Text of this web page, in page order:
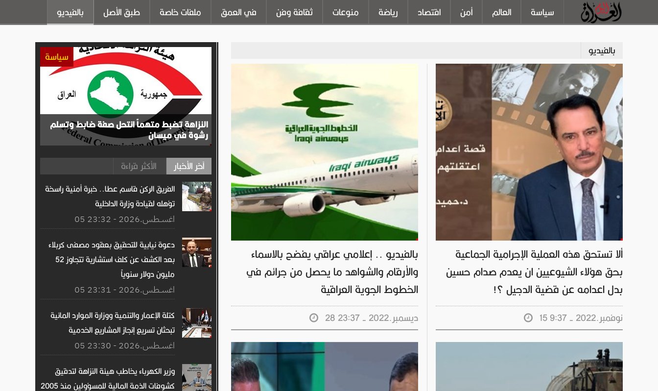
سياسة العالم أمن اقتصاد رياضة منوعات ثقافة وفن في العمق ملفات خاصة طبق الأصل بالفيديو
بالفيديو
بالفيديو .. إعلامي عراقي يفضح بالاسماء
والأرقام والشواهد ما يحصل من جرائم في
الخطوط الجوية العراقية
28 ديسمبر.2022 - 23:37
ألا تستحق هذه العملية الإجرامية الجماعية
بحق هؤلاء الشيوعيين ان يعدم صدام حسين
بدل اعدامه عن قضية الدجيل ؟!
15 نوفمبر.2022 - 9:37
سياسة
النزاهة تضبط متهماً انتحل صفة ضابط وتسلم
رشوة في ميسان
آخر الأخبار الأكثر قراءة
الفريق الركن قاسم عطا.. خبرة أمنية راسخة
تؤهله لقيادة وزارة الداخلية
05 اغســطس.2026 - 23:32
دعوة نيابية للتحقيق بعقود مصفى كربلاء
بعد الكشف عن كلف استشارية تتجاوز 52
مليون دولار سنوياً
05 اغســطس.2026 - 23:31
كتلة الإعمار والتنمية ووزارة الموارد المائية
تبحثان تسريع إنجاز المشاريع الخدمية
05 اغســطس.2026 - 23:30
وزير الكهرباء يخاطب هيئة النزاهة لتدقيق
كشوفات الذمة المالية للمسؤولين منذ 2005